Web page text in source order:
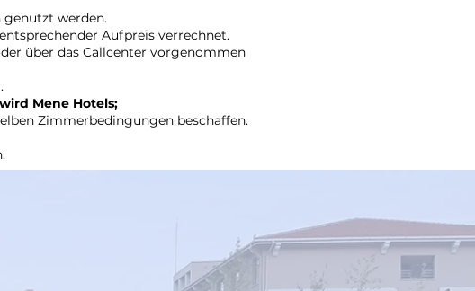
genutzt werden.
Aufpreis verrechnet.
über das Callcenter vorgenommen
Mene Hotels;
Zimmerbedingungen beschaffen.